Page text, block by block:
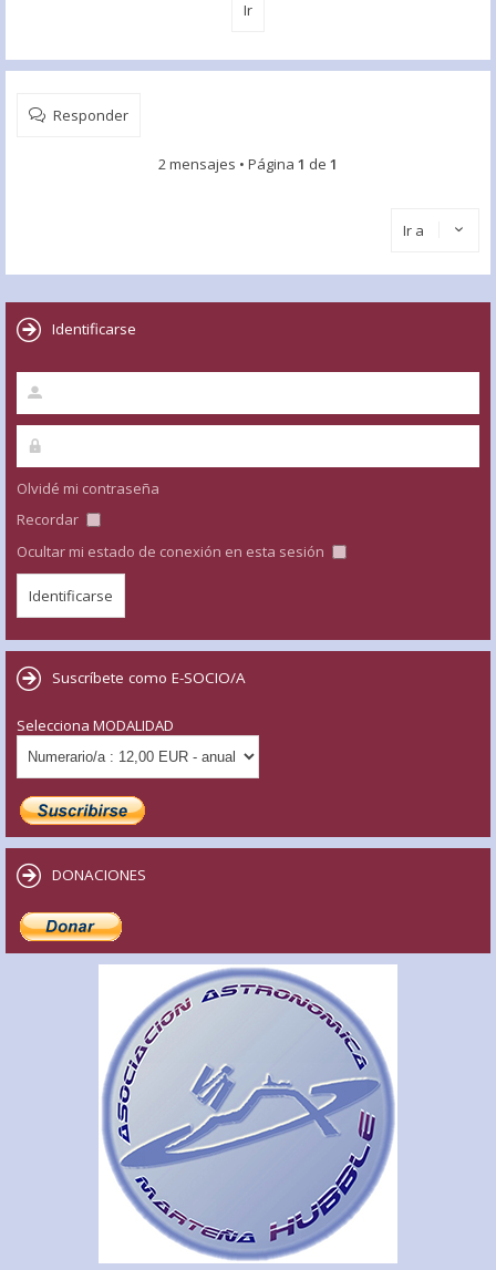
Responder
2 mensajes • Página 1 de 1
Ir a
Identificarse
Olvidé mi contraseña
Recordar
Ocultar mi estado de conexión en esta sesión
Suscríbete como E-SOCIO/A
Selecciona MODALIDAD
DONACIONES